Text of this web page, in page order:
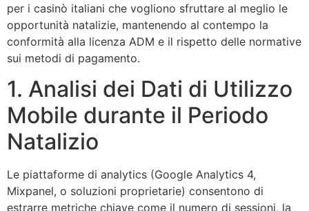
per i casinò italiani che vogliono sfruttare al meglio le
opportunità natalizie, mantenendo al contempo la
conformità alla licenza ADM e il rispetto delle normative
sui metodi di pagamento.
1. Analisi dei Dati di Utilizzo
Mobile durante il Periodo
Natalizio
Le piattaforme di analytics (Google Analytics 4,
Mixpanel, o soluzioni proprietarie) consentono di
estrarre metriche chiave come il numero di sessioni, la